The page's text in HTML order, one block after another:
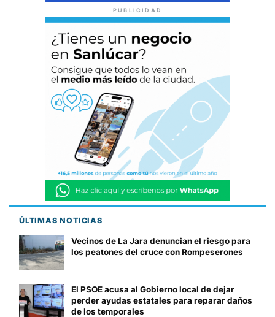
PUBLICIDAD
ÚLTIMAS NOTICIAS
Vecinos de La Jara denuncian el riesgo para
los peatones del cruce con Rompeserones
El PSOE acusa al Gobierno local de dejar
perder ayudas estatales para reparar daños
de los temporales